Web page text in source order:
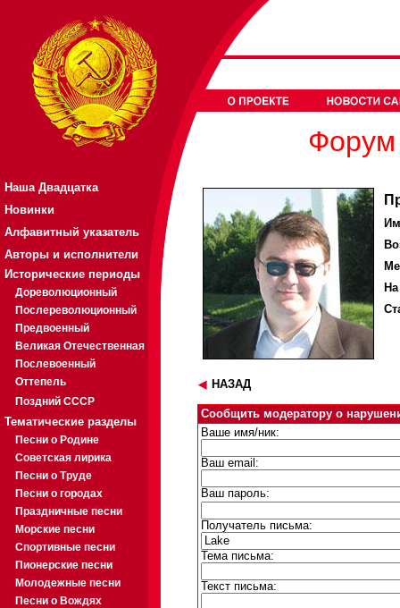
Наша Двадцатка
Новинки
Алфавитный указатель
Авторы и исполнители
Исторические периоды
Дореволюционный
Послереволюционный
Предвоенный
Великая Отечественная
Послевоенный
Оттепель
Поздний СССР
Тематические разделы
Песни о Родине
Советская лирика
Песни о Труде
Песни о городах
Праздничные песни
Морские песни
Спортивные песни
Пионерские песни
Молодежные песни
Песни о Вождях
Форум
НАЗАД
Сообщить модератору о
Ваше имя/ник:
Ваш email:
Ваш пароль:
Получатель письма:
Тема письма:
Текст письма: